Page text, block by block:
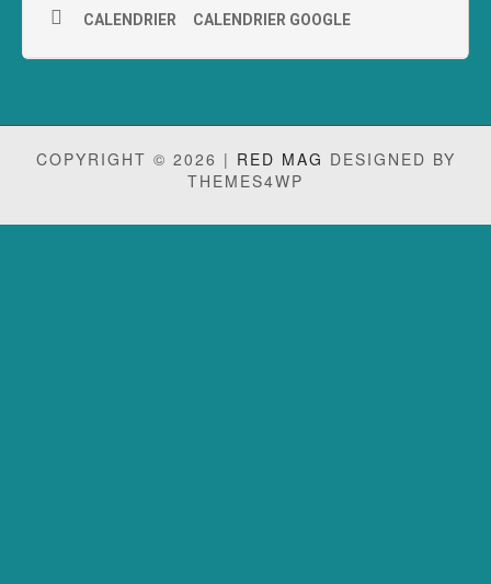
CALENDRIER CALENDRIER GOOGLE
COPYRIGHT © 2026 | RED MAG DESIGNED BY
THEMES4WP